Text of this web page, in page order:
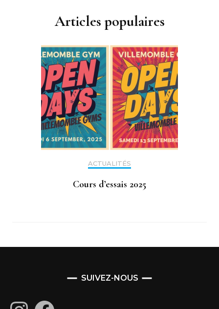
Articles populaires
ACTUALITÉS
Cours d’essais 2025
SUIVEZ-NOUS
InstagramFacebook